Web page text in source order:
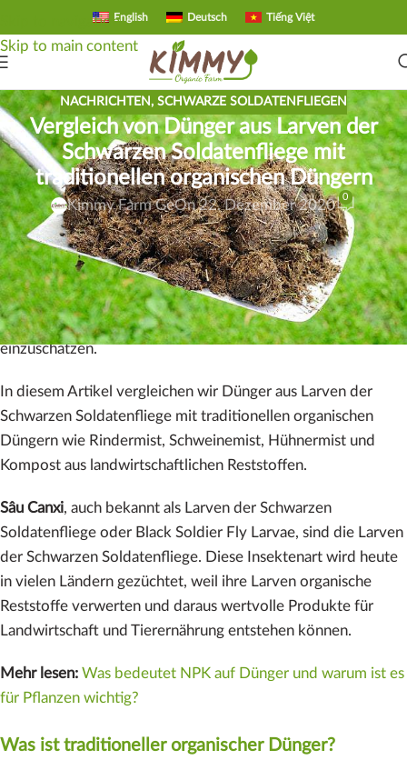
Skip to navigation
Skip to main content
English Deutsch Tiếng Việt
NACHRICHTEN, SCHWARZE SOLDATENFLIEGEN
Vergleich von Dünger aus Larven der
Schwarzen Soldatenfliege mit
traditionellen organischen Düngern
Kimmy Farm GeOn 22. Dezember 2020
0
Beim Vergleich verschiedener Düngemittel werden häufig
die NPK-Werte betrachtet. Diese Werte zeigen den Gehalt
anStickstoff N,Phosphor PundKalium K. Sie helfen dabei,
die Nährstoffstärke verschiedener Dünger besser
einzuschätzen.
In diesem Artikel vergleichen wir Dünger aus Larven der
Schwarzen Soldatenfliege mit traditionellen organischen
Düngern wie Rindermist, Schweinemist, Hühnermist und
Kompost aus landwirtschaftlichen Reststoffen.
Sâu Canxi, auch bekannt als Larven der Schwarzen
Soldatenfliege oder Black Soldier Fly Larvae, sind die Larven
der Schwarzen Soldatenfliege. Diese Insektenart wird heute
in vielen Ländern gezüchtet, weil ihre Larven organische
Reststoffe verwerten und daraus wertvolle Produkte für
Landwirtschaft und Tierernährung entstehen können.
Mehr lesen: Was bedeutet NPK auf Dünger und warum ist es
für Pflanzen wichtig?
Was ist traditioneller organischer Dünger?